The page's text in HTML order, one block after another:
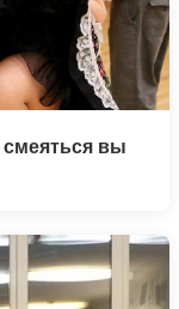
смеяться вы